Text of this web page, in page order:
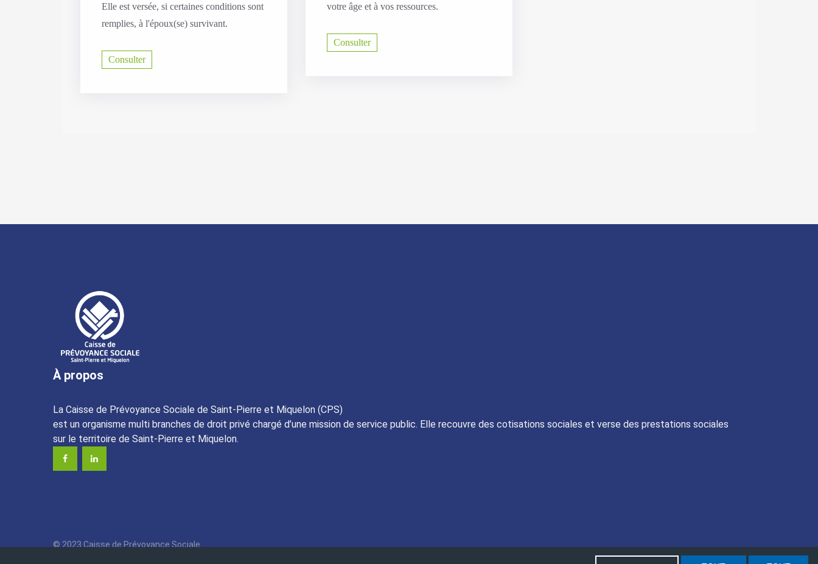
Elle est versée, si certaines conditions sont
remplies, à l'époux(se) survivant.
Consulter
votre âge et à vos ressources.
Consulter
À propos
La Caisse de Prévoyance Sociale de Saint-Pierre et Miquelon (CPS)
est un organisme multi branches de droit privé chargé d’une mission de service public. Elle recouvre des cotisations sociales et verse des prestations sociales
sur le territoire de Saint-Pierre et Miquelon.
© 2023 Caisse de Prévoyance Sociale